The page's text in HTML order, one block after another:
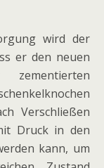
wird der
er den neuen
Verschließen
Druck in den
kann, um